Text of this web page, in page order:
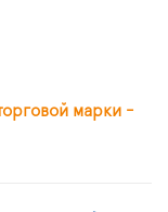
марки -